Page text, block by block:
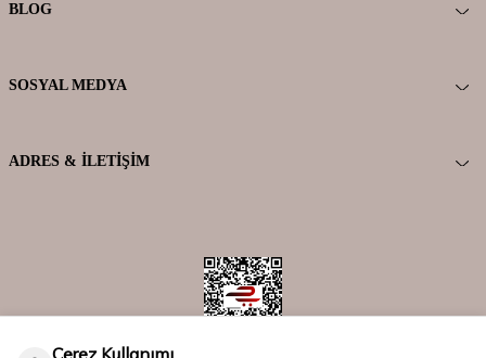
BLOG
SOSYAL MEDYA
ADRES & İLETIŞIM
Çerez Kullanımı